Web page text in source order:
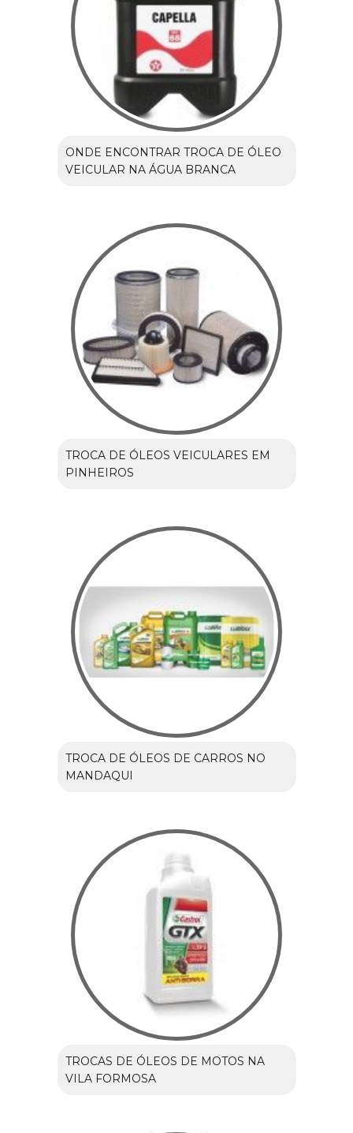
ONDE ENCONTRAR TROCA DE ÓLEO
VEICULAR NA ÁGUA BRANCA
TROCA DE ÓLEOS VEICULARES EM
PINHEIROS
TROCA DE ÓLEOS DE CARROS NO
MANDAQUI
TROCAS DE ÓLEOS DE MOTOS NA
VILA FORMOSA